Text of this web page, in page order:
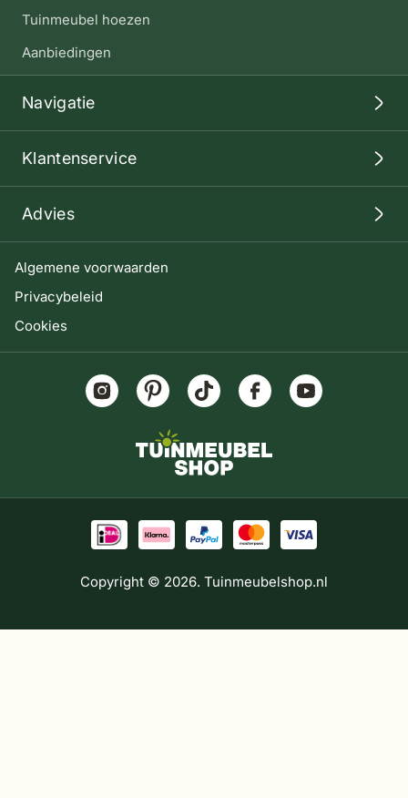
Algemene voorwaarden
Privacybeleid
Cookies
Tuinmeubel hoezen
Aanbiedingen
Navigatie
Klantenservice
Advies
Copyright © 2026. Tuinmeubelshop.nl